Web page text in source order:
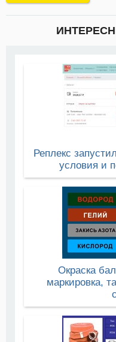
Реплекс
условия и
Окраска
маркировка,